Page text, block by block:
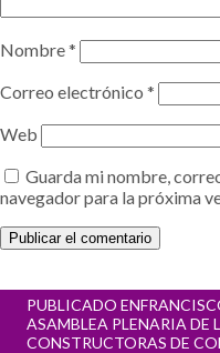
Nombre*
Correo electrónico *
Web
Guarda mi nombre,
navegador para la próxima
Navegación
entradas
PUBLICADO EN
ASAMBLEA PLENARIA DE
CONSTRUCTORAS DE